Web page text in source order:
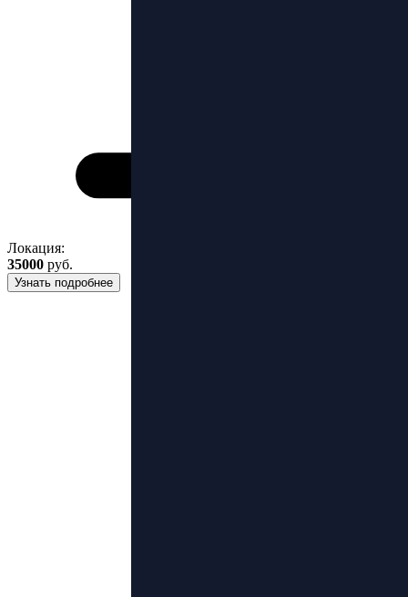
Локация:
35000 руб.
Узнать подробнее